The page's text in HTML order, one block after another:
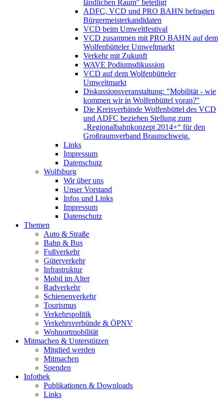
ländlichen Raum" beteiligt
ADFC, VCD und PRO BAHN befragten
Bürgermeisterkandidaten
VCD beim Umweltfestival
VCD zusammen mit PRO BAHN auf dem
Wolfenbütteler Umweltmarkt
Verkehr mit Zukunft
WAVE Podiumsdikussion
VCD auf dem Wolfenbütteler
Umweltmarkt
Diskussionsveranstaltung: "Mobilität - wie
kommen wir in Wolfenbüttel voran?"
Die Kreisverbände Wolfenbüttel des VCD
und ADFC beziehen Stellung zum
„Regionalbahnkonzept 2014+“ für den
Großraumverband Braunschweig.
Links
Impressum
Datenschutz
Wolfsburg
Wir über uns
Unser Vorstand
Infos und Links
Impressum
Datenschutz
Themen
Auto & Straße
Bahn & Bus
Fußverkehr
Güterverkehr
Infrastruktur
Mobil im Alter
Radverkehr
Schienenverkehr
Tourismus
Verkehrspolitik
Verkehrsverbünde & ÖPNV
Wohnortmobilität
Mitmachen & Unterstützen
Mitglied werden
Mitmachen
Spenden
Infothek
Publikationen & Downloads
Links